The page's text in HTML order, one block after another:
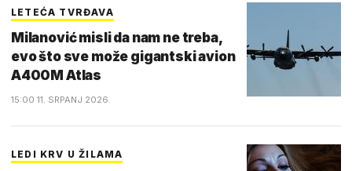
LETEĆA TVRĐAVA
Milanović misli da nam ne treba,
evo što sve može gigantski avion
A400M Atlas
15:00 11. SRPANJ 2026.
LEDI KRV U ŽILAMA